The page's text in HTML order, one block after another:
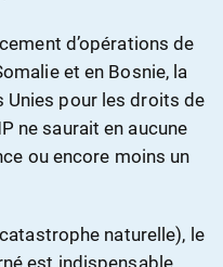
d’opérations de
et en Bosnie, la
pour les droits de
ne saurait en aucune
ou encore moins un
naturelle), le